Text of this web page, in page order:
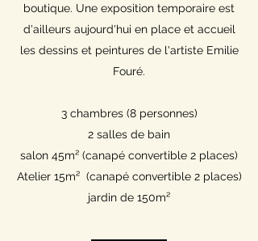
boutique. Une exposition temporaire est
d'ailleurs aujourd'hui en place et accueil
les dessins et peintures de l'artiste Emilie
Fouré.
3 chambres (8 personnes)
2 salles de bain
salon 45m² (canapé convertible 2 places)
Atelier 15m² (canapé convertible 2 places)
jardin de 150m²